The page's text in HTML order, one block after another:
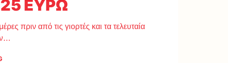
ΕΥΡΩ
πριν από τις γιορτές και τα τελευταία